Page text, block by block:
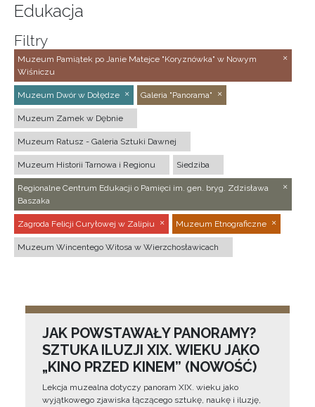
Edukacja
Filtry
Muzeum Pamiątek po Janie Matejce "Koryznówka" w Nowym
Wiśniczu
Muzeum Dwór w Dołędze Galeria "Panorama"
Muzeum Zamek w Dębnie
Muzeum Ratusz - Galeria Sztuki Dawnej
Muzeum Historii Tarnowa i Regionu Siedziba
Regionalne Centrum Edukacji o Pamięci im. gen. bryg. Zdzisława
Baszaka
Zagroda Felicji Curyłowej w Zalipiu Muzeum Etnograficzne
Muzeum Wincentego Witosa w Wierzchosławicach
JAK POWSTAWAŁY PANORAMY?
SZTUKA ILUZJI XIX. WIEKU JAKO
„KINO PRZED KINEM” (NOWOŚĆ)
Lekcja muzealna dotyczy panoram XIX. wieku jako
wyjątkowego zjawiska łączącego sztukę, naukę i iluzję,